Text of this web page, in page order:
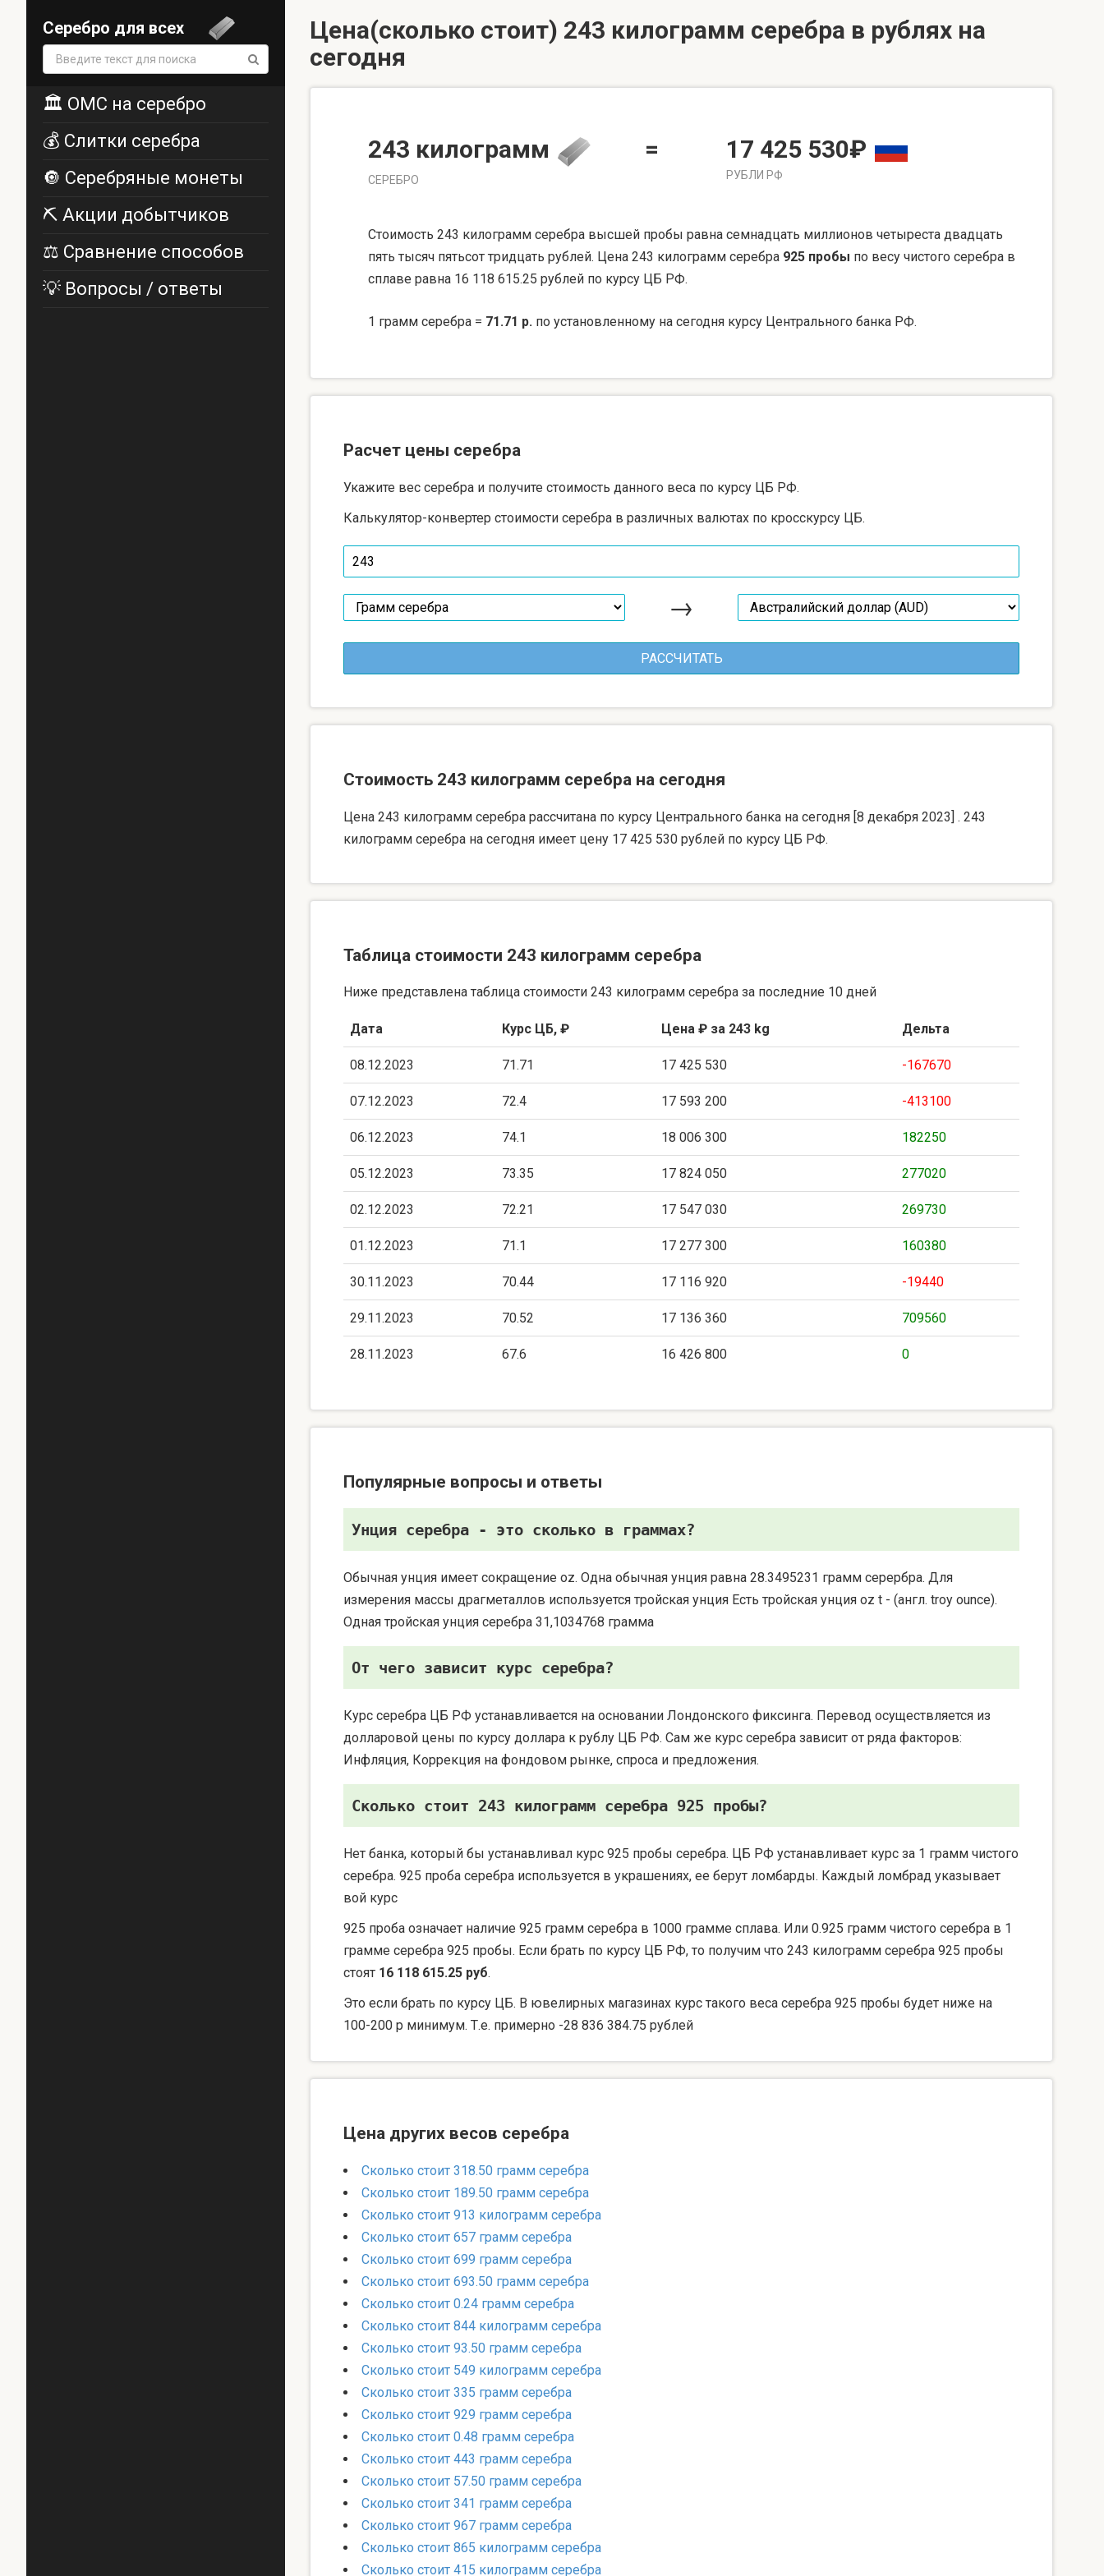
Серебро для всех
Поиск:
🏛️ ОМС на серебро
💰 Слитки серебра
🔘 Серебряные монеты
⛏️ Акции добытчиков
⚖️ Сравнение способов
💡 Вопросы / ответы
Цена(сколько стоит) 243 килограмм серебра в рублях на
сегодня
243 килограмм
СЕРЕБРО
= 17 425 530₽
РУБЛИ РФ
Стоимость 243 килограмм серебра высшей пробы равна семнадцать миллионов четыреста двадцать
пять тысяч пятьсот тридцать рублей. Цена 243 килограмм серебра 925 пробы по весу чистого серебра в
сплаве равна 16 118 615.25 рублей по курсу ЦБ РФ.
1 грамм серебра = 71.71 р. по установленному на сегодня курсу Центрального банка РФ.
Расчет цены серебра
Укажите вес серебра и получите стоимость данного веса по курсу ЦБ РФ.
Калькулятор-конвертер стоимости серебра в различных валютах по кросскурсу ЦБ.
→
Стоимость 243 килограмм серебра на сегодня
Цена 243 килограмм серебра рассчитана по курсу Центрального банка на сегодня [8 декабря 2023] . 243
килограмм серебра на сегодня имеет цену 17 425 530 рублей по курсу ЦБ РФ.
Таблица стоимости 243 килограмм серебра
Ниже представлена таблица стоимости 243 килограмм серебра за последние 10 дней
Дата Курс ЦБ, ₽ Цена ₽ за 243 kg Дельта
08.12.2023 71.71 17 425 530 -167670
07.12.2023 72.4 17 593 200 -413100
06.12.2023 74.1 18 006 300 182250
05.12.2023 73.35 17 824 050 277020
02.12.2023 72.21 17 547 030 269730
01.12.2023 71.1 17 277 300 160380
30.11.2023 70.44 17 116 920 -19440
29.11.2023 70.52 17 136 360 709560
28.11.2023 67.6 16 426 800 0
Популярные вопросы и ответы
Унция серебра - это сколько в граммах?
Обычная унция имеет сокращение oz. Одна обычная унция равна 28.3495231 грамм серербра. Для
измерения массы драгметаллов используется тройская унция Есть тройская унция oz t - (англ. troy ounce).
Одная тройская унция серебра 31,1034768 грамма
От чего зависит курс серебра?
Курс серебра ЦБ РФ устанавливается на основании Лондонского фиксинга. Перевод осуществляется из
долларовой цены по курсу доллара к рублу ЦБ РФ. Сам же курс серебра зависит от ряда факторов:
Инфляция, Коррекция на фондовом рынке, спроса и предложения.
Сколько стоит 243 килограмм серебра 925 пробы?
Нет банка, который бы устанавливал курс 925 пробы серебра. ЦБ РФ устанавливает курс за 1 грамм чистого
серебра. 925 проба серебра используется в украшениях, ее берут ломбарды. Каждый ломбрад указывает
вой курс
925 проба означает наличие 925 грамм серебра в 1000 грамме сплава. Или 0.925 грамм чистого серебра в 1
грамме серебра 925 пробы. Если брать по курсу ЦБ РФ, то получим что 243 килограмм серебра 925 пробы
стоят 16 118 615.25 руб.
Это если брать по курсу ЦБ. В ювелирных магазинах курс такого веса серебра 925 пробы будет ниже на
100-200 р минимум. Т.е. примерно -28 836 384.75 рублей
Цена других весов серебра
Сколько стоит 318.50 грамм серебра
Сколько стоит 189.50 грамм серебра
Сколько стоит 913 килограмм серебра
Сколько стоит 657 грамм серебра
Сколько стоит 699 грамм серебра
Сколько стоит 693.50 грамм серебра
Сколько стоит 0.24 грамм серебра
Сколько стоит 844 килограмм серебра
Сколько стоит 93.50 грамм серебра
Сколько стоит 549 килограмм серебра
Сколько стоит 335 грамм серебра
Сколько стоит 929 грамм серебра
Сколько стоит 0.48 грамм серебра
Сколько стоит 443 грамм серебра
Сколько стоит 57.50 грамм серебра
Сколько стоит 341 грамм серебра
Сколько стоит 967 грамм серебра
Сколько стоит 865 килограмм серебра
Сколько стоит 415 килограмм серебра